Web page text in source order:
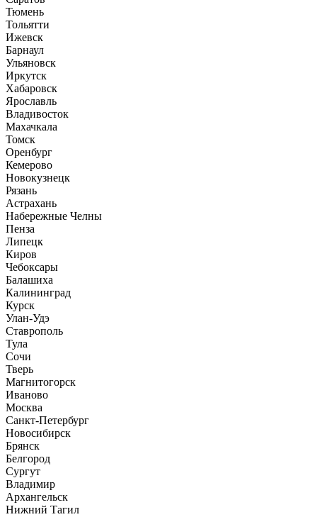
Тюмень
Тольятти
Ижевск
Барнаул
Ульяновск
Иркутск
Хабаровск
Ярославль
Владивосток
Махачкала
Томск
Оренбург
Кемерово
Новокузнецк
Рязань
Астрахань
Набережные Челны
Пенза
Липецк
Киров
Чебоксары
Балашиха
Калининград
Курск
Улан-Удэ
Ставрополь
Тула
Сочи
Тверь
Магнитогорск
Иваново
Москва
Санкт-Петербург
Новосибирск
Брянск
Белгород
Сургут
Владимир
Архангельск
Нижний Тагил